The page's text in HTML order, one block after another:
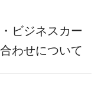
ビジネスカー
わせについて